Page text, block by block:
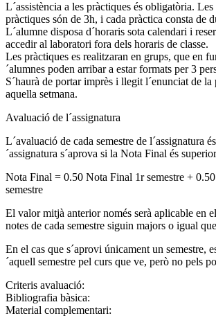
L´assistència a les pràctiques és obligatòria. Les
pràctiques són de 3h, i cada pràctica consta de
L´alumne disposa d´horaris sota calendari i
accedir al laboratori fora dels horaris de classe.
Les pràctiques es realitzaran en grups, que en
´alumnes poden arribar a estar formats per 3
S´haurà de portar imprès i llegit l´enunciat de la
aquella setmana.
Avaluació de l´assignatura
L´avaluació de cada semestre de l´assignatura
´assignatura s´aprova si la Nota Final és
Nota Final = 0.50 Nota Final 1r semestre +
semestre
El valor mitjà anterior només serà aplicable en
notes de cada semestre siguin majors o igual
En el cas que s´aprovi únicament un semestre,
´aquell semestre pel curs que ve, però no pels
Criteris avaluació:
Bibliografia bàsica:
Material complementari: